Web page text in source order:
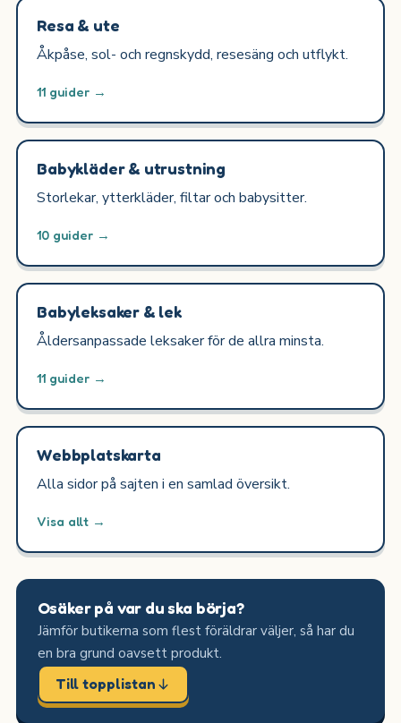
Resa & ute
Åkpåse, sol- och regnskydd, resesäng och utflykt.
11 guider →
Babykläder & utrustning
Storlekar, ytterkläder, filtar och babysitter.
10 guider →
Babyleksaker & lek
Åldersanpassade leksaker för de allra minsta.
11 guider →
Webbplatskarta
Alla sidor på sajten i en samlad översikt.
Visa allt →
Osäker på var du ska börja?
Jämför butikerna som flest föräldrar väljer, så har du
en bra grund oavsett produkt.
Till topplistan